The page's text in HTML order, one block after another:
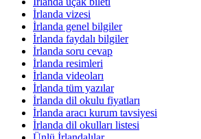
İrlanda vizesi
İrlanda genel bilgiler
İrlanda faydalı bilgiler
İrlanda soru cevap
İrlanda resimleri
İrlanda videoları
İrlanda tüm yazılar
İrlanda dil okulu fiyatları
İrlanda aracı kurum tavsiyesi
İrlanda dil okulları listesi